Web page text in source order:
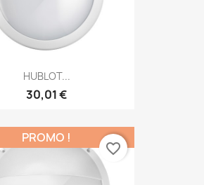
HUBLOT...
30,01 €
PROMO !
favorite_border